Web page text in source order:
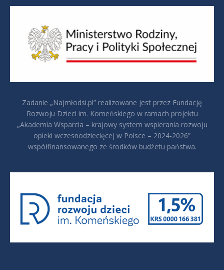
Zadanie „Najmłodsi.pl” realizowane jest przez Fundację
Rozwoju Dzieci im. Komeńskiego w ramach projektu
„Akademia Wsparcia – krajowy system wspierania rozwoju
opieki wczesnodziecięcej w Polsce – 2024-2026”
współfinansowanego ze środków budżetu państwa.